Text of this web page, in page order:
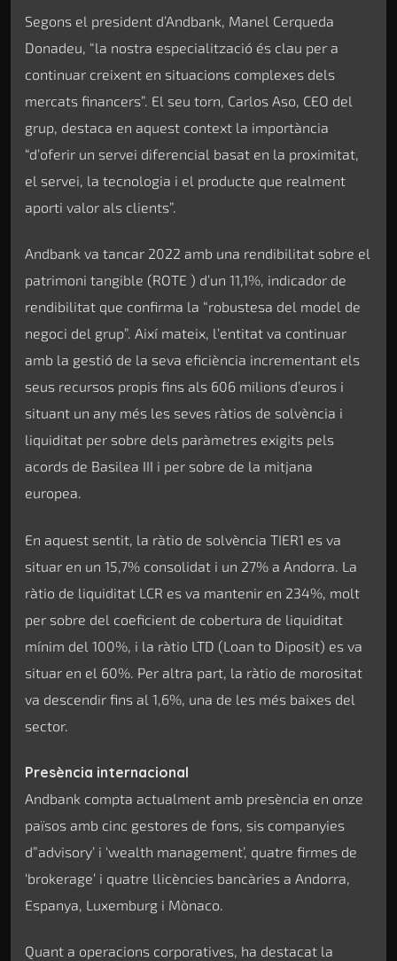
Segons el president d’Andbank, Manel Cerqueda
Donadeu, “la nostra especialització és clau per a
continuar creixent en situacions complexes dels
mercats financers”. El seu torn, Carlos Aso, CEO del
grup, destaca en aquest context la importància
“d’oferir un servei diferencial basat en la proximitat,
el servei, la tecnologia i el producte que realment
aporti valor als clients”.
Andbank va tancar 2022 amb una rendibilitat sobre el
patrimoni tangible (ROTE ) d’un 11,1%, indicador de
rendibilitat que confirma la “robustesa del model de
negoci del grup”. Així mateix, l’entitat va continuar
amb la gestió de la seva eficiència incrementant els
seus recursos propis fins als 606 milions d’euros i
situant un any més les seves ràtios de solvència i
liquiditat per sobre dels paràmetres exigits pels
acords de Basilea III i per sobre de la mitjana
europea.
En aquest sentit, la ràtio de solvència TIER1 es va
situar en un 15,7% consolidat i un 27% a Andorra. La
ràtio de liquiditat LCR es va mantenir en 234%, molt
per sobre del coeficient de cobertura de liquiditat
mínim del 100%, i la ràtio LTD (Loan to Diposit) es va
situar en el 60%. Per altra part, la ràtio de morositat
va descendir fins al 1,6%, una de les més baixes del
sector.
Presència internacional
Andbank compta actualment amb presència en onze
països amb cinc gestores de fons, sis companyies
d”advisory’ i ‘wealth management’, quatre firmes de
‘brokerage’ i quatre llicències bancàries a Andorra,
Espanya, Luxemburg i Mònaco.
Quant a operacions corporatives, ha destacat la